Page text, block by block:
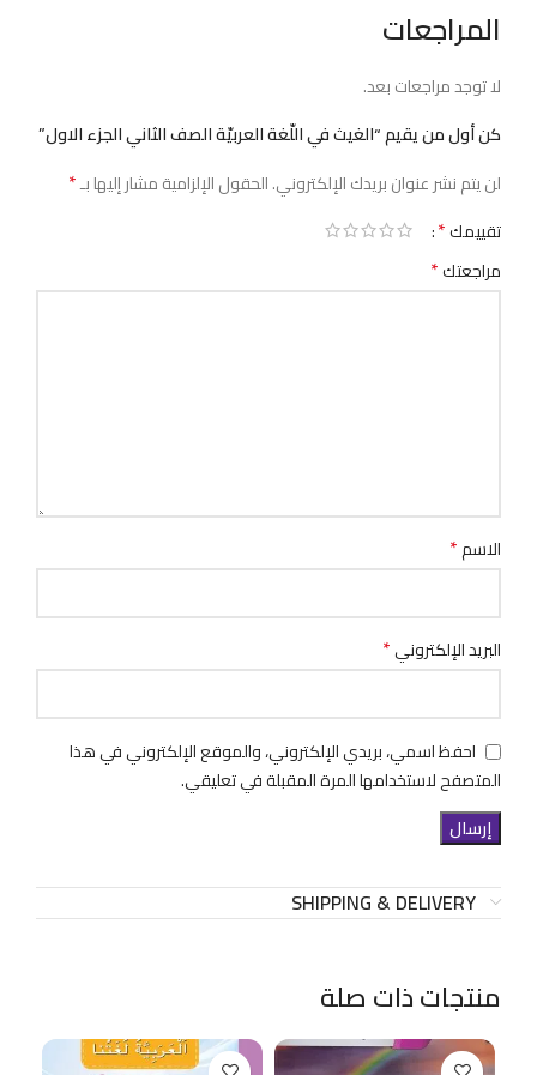
المراجعات
لا توجد مراجعات بعد.
كن أول من يقيم “الغيث في اللّغة العربيّة الصف الثاني الجزء الاول”
لن يتم نشر عنوان بريدك الإلكتروني.الحقول الإلزامية مشار إليها بـ*
تقييمك*
مراجعتك*
الاسم*
البريد الإلكتروني*
احفظ اسمي، بريدي الإلكتروني، والموقع الإلكتروني في هذا
المتصفح لاستخدامها المرة المقبلة في تعليقي.
SHIPPING & DELIVERY
منتجات ذات صلة